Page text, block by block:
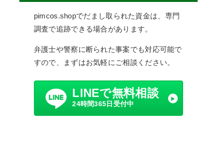
pimcos.shopでだまし取られた資金は、専門
調査で追跡できる場合があります。
弁護士や警察に断られた事案でも対応可能で
すので、まずはお気軽にご相談ください。
LINEで無料相談
24時間365日受付中